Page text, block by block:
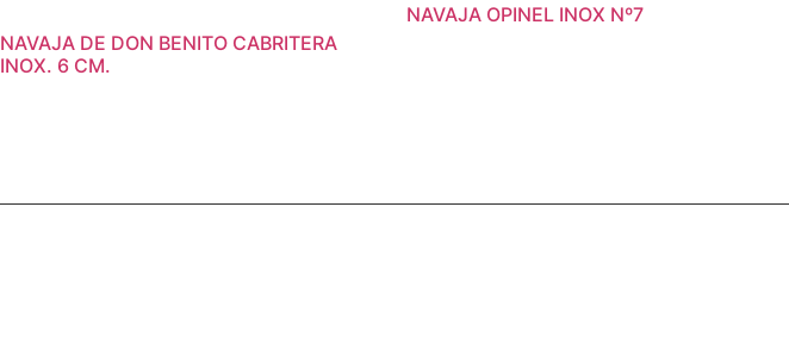
NAVAJA DE DON BENITO CABRITERA
INOX. 6 CM.
NAVAJA OPINEL INOX Nº7